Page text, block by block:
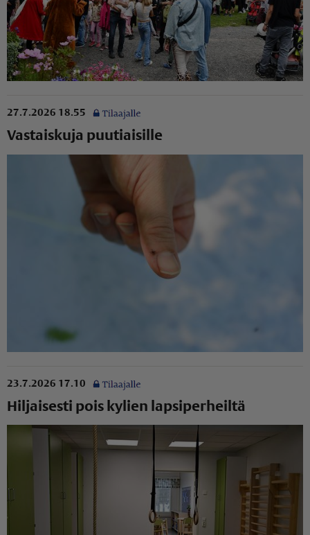
27.7.2026 18.55
Vastaiskuja puutiaisille
23.7.2026 17.10
Hiljaisesti pois kylien lapsiperheiltä